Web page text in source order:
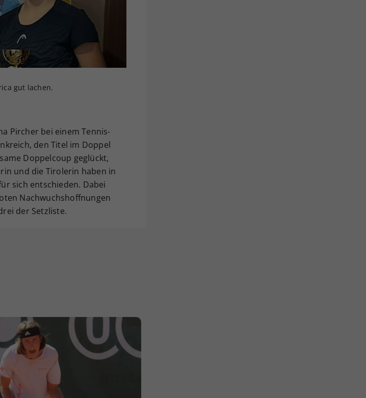
gut lachen.
Pircher bei einem Tennis-
den Titel im Doppel
Doppelcoup geglückt,
und die Tirolerin haben in
sich entschieden. Dabei
Nachwuchshoffnungen
der Setzliste.
Einstellungen, falls der
Betreiber dies eingestellt hat.